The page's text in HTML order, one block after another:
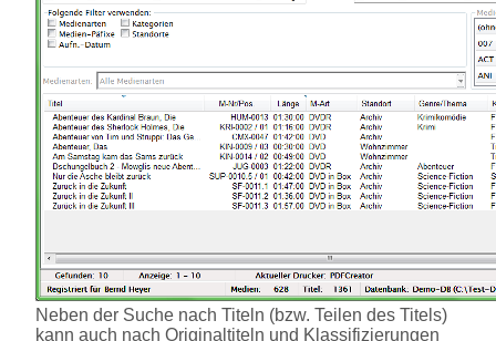
Neben der Suche nach Titeln (bzw. Teilen des Titels)
kann auch nach Originaltiteln und Klassifizierungen